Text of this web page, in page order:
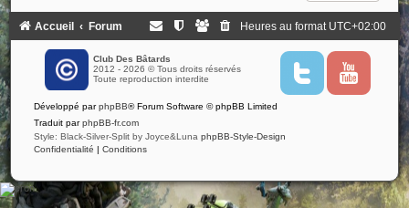
Accueil Forum Heures au format UTC+02:00
Club Des Bâtards
2012 - 2026 © Tous droits réservés
Toute reproduction interdite
T
i
Y
u
Développé parphpBB® Forum Software © phpBB Limited
Traduit parphpBB-fr.com
Style: Black-Silver-Split by Joyce&Luna phpBB-Style-Design
Confidentialité | Conditions